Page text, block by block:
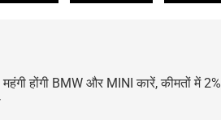
होंगी BMW और MINI कारें, कीमतों में 2%